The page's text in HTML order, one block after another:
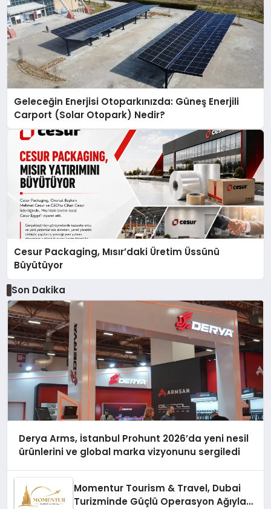
Geleceğin Enerjisi Otoparkınızda: Güneş Enerjili
Carport (Solar Otopark) Nedir?
Cesur Packaging, Mısır’daki Üretim Üssünü
Büyütüyor
Son Dakika
Derya Arms, İstanbul Prohunt 2026’da yeni nesil
ürünlerini ve global marka vizyonunu sergiledi
Momentur Tourism & Travel, Dubai
Turizminde Güçlü Operasyon Ağıyla